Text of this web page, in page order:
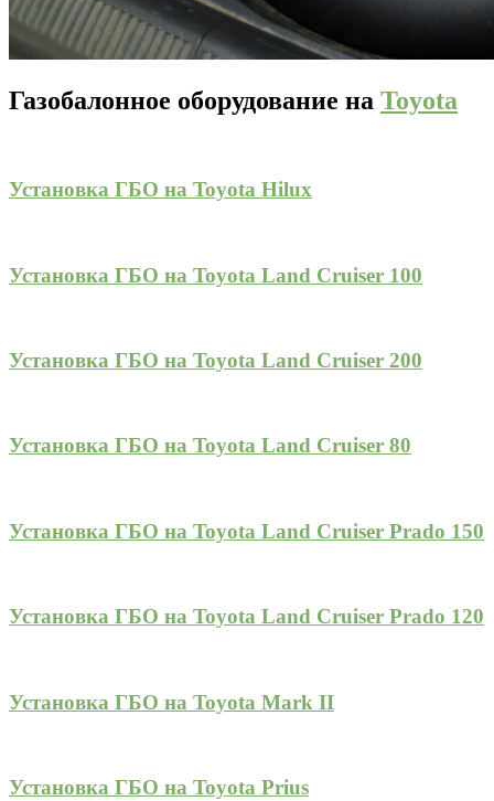
Газобалонное оборудование на Toyota
Установка ГБО на Toyota Hilux
Установка ГБО на Toyota Land Cruiser 100
Установка ГБО на Toyota Land Cruiser 200
Установка ГБО на Toyota Land Cruiser 80
Установка ГБО на Toyota Land Cruiser Prado 150
Установка ГБО на Toyota Land Cruiser Prado 120
Установка ГБО на Toyota Mark II
Установка ГБО на Toyota Prius